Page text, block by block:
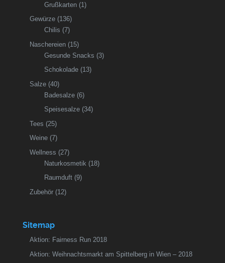
Grußkarten (1)
Gewürze (136)
Chilis (7)
Naschereien (15)
Gesunde Snacks (3)
Schokolade (13)
Salze (40)
Badesalze (6)
Speisesalze (34)
Tees (25)
Weine (7)
Wellness (27)
Naturkosmetik (18)
Raumduft (9)
Zubehör (12)
Sitemap
Aktion: Fairness Run 2018
Aktion: Weihnachtsmarkt am Spittelberg in Wien – 2018